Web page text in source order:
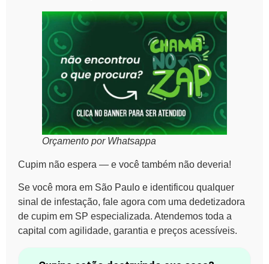
Orçamento por Whatsappa
Cupim não espera — e você também não deveria!
Se você mora em São Paulo e identificou qualquer
sinal de infestação, fale agora com uma dedetizadora
de cupim em SP especializada. Atendemos toda a
capital com agilidade, garantia e preços acessíveis.